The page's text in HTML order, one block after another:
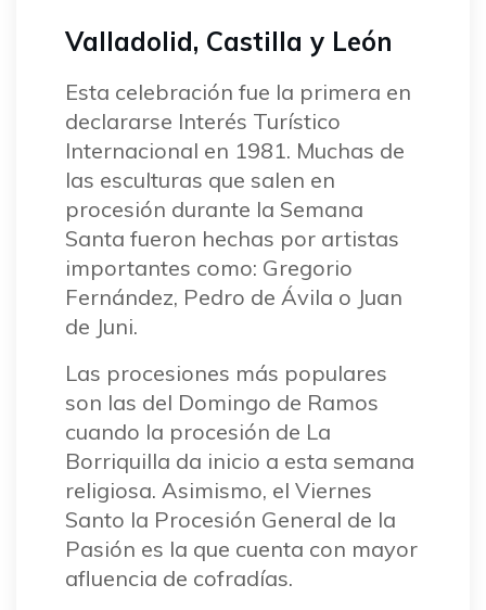
Valladolid, Castilla y León
Esta celebración fue la primera en
declararse Interés Turístico
Internacional en 1981. Muchas de
las esculturas que salen en
procesión durante la Semana
Santa fueron hechas por artistas
importantes como: Gregorio
Fernández, Pedro de Ávila o Juan
de Juni.
Las procesiones más populares
son las del Domingo de Ramos
cuando la procesión de La
Borriquilla da inicio a esta semana
religiosa. Asimismo, el Viernes
Santo la Procesión General de la
Pasión es la que cuenta con mayor
afluencia de cofradías.